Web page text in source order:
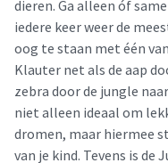
dieren. Ga alleen óf
iedere keer weer de
oog te staan met één
Klauter net als de aap
zebra door de jungle
niet alleen ideaal om
dromen, maar hiermee
van je kind. Tevens is